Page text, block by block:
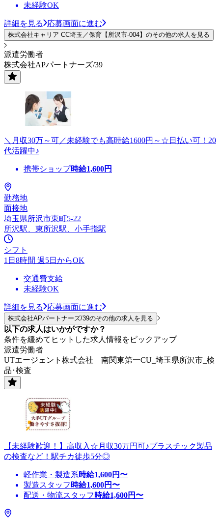
未経験OK
詳細を見る 応募画面に進む
株式会社キャリア CC埼玉／保育【所沢市-004】のその他の求人を見る
派遣労働者
株式会社APパートナーズ/39
＼月収30万～可／未経験でも高時給1600円～☆日払い可！20
代活躍中♪
携帯ショップ時給1,600円
勤務地
面接地
埼玉県所沢市東町5-22
所沢駅、東所沢駅、小手指駅
シフト
1日8時間 週5日からOK
交通費支給
未経験OK
詳細を見る 応募画面に進む
株式会社APパートナーズ/39のその他の求人を見る
以下の求人はいかがですか？
条件を緩めてヒットした求人情報をピックアップ
派遣労働者
UTエージェント株式会社 南関東第一CU_埼玉県所沢市_検
品･検査
【未経験歓迎！】高収入☆月収30万円可♪プラスチック製品
の検査など！駅チカ徒歩5分◎
軽作業・製造系時給1,600円〜
製造スタッフ 時給1,600円〜
配送・物流スタッフ 時給1,600円〜